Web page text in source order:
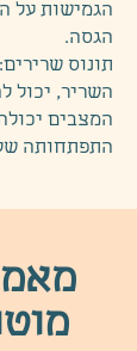
הגמישות על
הגסה.
תונוס
השריר, יכול
המצבים
התפתחותה